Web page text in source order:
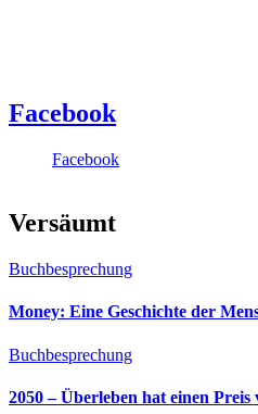
Facebook
Facebook
Versäumt
Buchbesprechung
Money: Eine Geschichte der
Buchbesprechung
2050 – Überleben hat einen